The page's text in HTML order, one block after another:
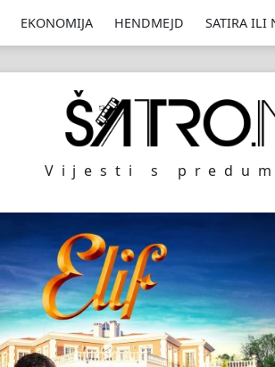
EKONOMIJA HENDMEJD SATIRA ILI
Vijesti s